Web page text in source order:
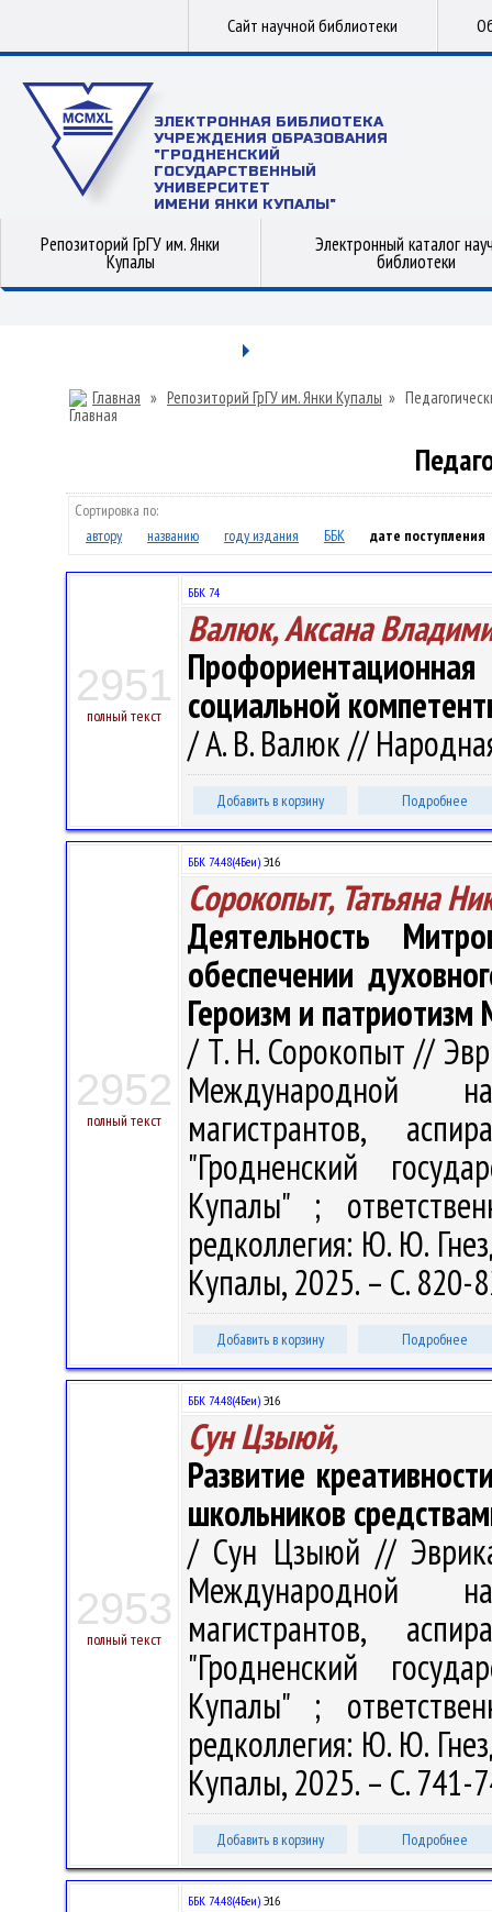
Сайт научной библиотеки
ЭЛЕКТРОННАЯ БИБЛИОТЕКА
УЧРЕЖДЕНИЯ ОБРАЗОВАНИЯ
"ГРОДНЕНСКИЙ
ГОСУДАРСТВЕННЫЙ
УНИВЕРСИТЕТ
ИМЕНИ ЯНКИ КУПАЛЫ"
Репозиторий ГрГУ им. Янки
Купалы
Электронный каталог
библиотеки
Главная » Репозиторий ГрГУ им. Янки Купалы »
Сортировка по:
автору
названию году издания ББК дате поступления
2951
полный текст
ББК 74
Валюк, Аксана
социальной
/ А. В. Валюк //
Добавить в корзину Подробнее
2952
полный текст
ББК 74.48(4Беи) Э16
Сорокопыт, Татьяна
Деятельность
обеспечении
Героизм и
/ Т. Н. Сорокопыт //
Международной
магистрантов,
"Гродненский
Купалы" ;
редколлегия: Ю. Ю.
Купалы, 2025. – С. 820-
Добавить в корзину Подробнее
2953
полный текст
ББК 74.48(4Беи) Э16
Сун Цзыюй,
Развитие
школьников
/ Сун Цзыюй //
Международной
магистрантов,
"Гродненский
Купалы" ;
редколлегия: Ю. Ю.
Купалы, 2025. – С. 741-
Добавить в корзину Подробнее
ББК 74.48(4Беи) Э16